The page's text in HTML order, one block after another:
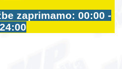
zaprimamo: 00:00 -
24:00